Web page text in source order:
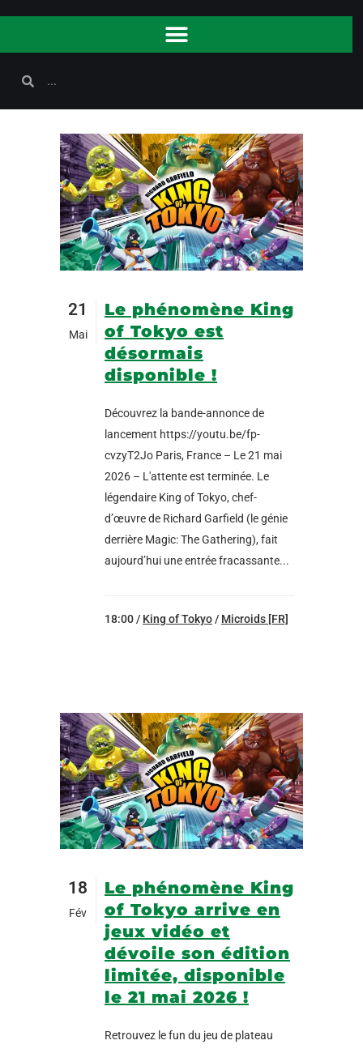
21
Mai
Le phénomène King
of Tokyo est
désormais
disponible !
Découvrez la bande-annonce de
lancement https://youtu.be/fp-
cvzyT2Jo Paris, France – Le 21 mai
2026 – L'attente est terminée. Le
légendaire King of Tokyo, chef-
d’œuvre de Richard Garfield (le génie
derrière Magic: The Gathering), fait
aujourd’hui une entrée fracassante...
18:00 / King of Tokyo / Microids [FR]
18
Fév
Le phénomène King
of Tokyo arrive en
jeux vidéo et
dévoile son édition
limitée, disponible
le 21 mai 2026 !
Retrouvez le fun du jeu de plateau